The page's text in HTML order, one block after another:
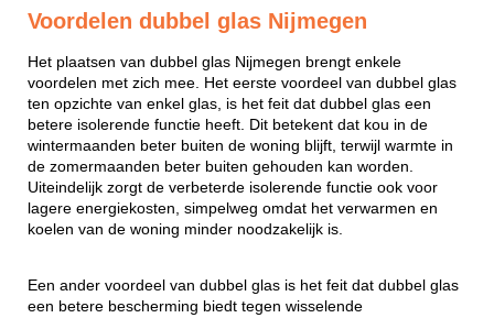
Voordelen dubbel glas Nijmegen
Het plaatsen van dubbel glas Nijmegen brengt enkele
voordelen met zich mee. Het eerste voordeel van dubbel glas
ten opzichte van enkel glas, is het feit dat dubbel glas een
betere isolerende functie heeft. Dit betekent dat kou in de
wintermaanden beter buiten de woning blijft, terwijl warmte in
de zomermaanden beter buiten gehouden kan worden.
Uiteindelijk zorgt de verbeterde isolerende functie ook voor
lagere energiekosten, simpelweg omdat het verwarmen en
koelen van de woning minder noodzakelijk is.
Een ander voordeel van dubbel glas is het feit dat dubbel glas
een betere bescherming biedt tegen wisselende